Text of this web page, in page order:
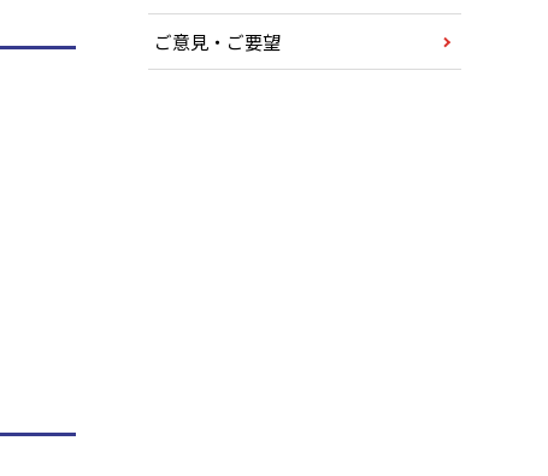
ご意見・ご要望